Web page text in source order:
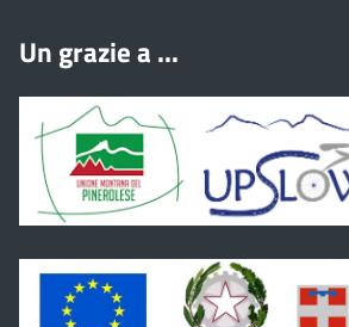
Un grazie a ...